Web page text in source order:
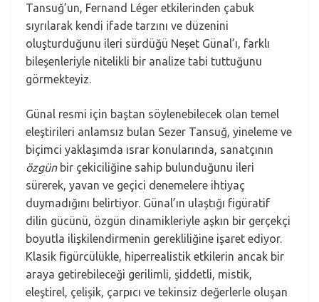
Tansuğ’un, Fernand Léger etkilerinden çabuk
sıyrılarak kendi ifade tarzını ve düzenini
oluşturduğunu ileri sürdüğü Neşet Günal’ı, farklı
bileşenleriyle nitelikli bir analize tabi tuttuğunu
görmekteyiz.
Günal resmi için baştan söylenebilecek olan temel
eleştirileri anlamsız bulan Sezer Tansuğ, yineleme ve
biçimci yaklaşımda ısrar konularında, sanatçının
özgünbir çekiciliğine sahip bulunduğunu ileri
sürerek, yavan ve geçici denemelere ihtiyaç
duymadığını belirtiyor. Günal’ın ulaştığı figüratif
dilin gücünü, özgün dinamikleriyle aşkın bir gerçekçi
boyutla ilişkilendirmenin gerekliliğine işaret ediyor.
Klasik figürcülükle, hiperrealistik etkilerin ancak bir
araya getirebileceği gerilimli, şiddetli, mistik,
eleştirel, çelişik, çarpıcı ve tekinsiz değerlerle oluşan